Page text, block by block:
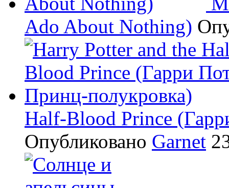
Ado About Nothing)
Half-Blood Prince
Опубликовано Garnet